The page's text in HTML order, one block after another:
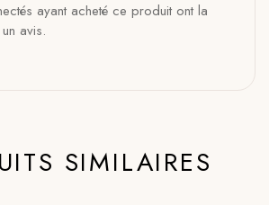
ayant acheté ce produit ont la
avis.
SIMILAIRES